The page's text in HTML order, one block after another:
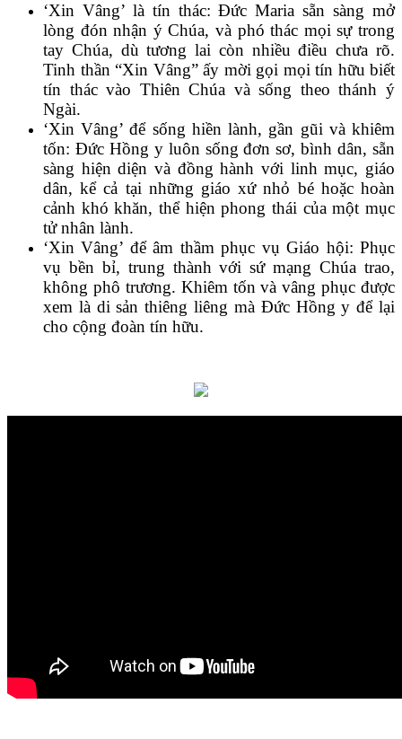
‘Xin Vâng’ là tín thác: Đức Maria sẵn sàng mở
lòng đón nhận ý Chúa, và phó thác mọi sự trong
tay Chúa, dù tương lai còn nhiều điều chưa rõ.
Tinh thần “Xin Vâng” ấy mời gọi mọi tín hữu biết
tín thác vào Thiên Chúa và sống theo thánh ý
Ngài.
‘Xin Vâng’ để sống hiền lành, gần gũi và khiêm
tốn: Đức Hồng y luôn sống đơn sơ, bình dân, sẵn
sàng hiện diện và đồng hành với linh mục, giáo
dân, kể cả tại những giáo xứ nhỏ bé hoặc hoàn
cảnh khó khăn, thể hiện phong thái của một mục
tử nhân lành.
‘Xin Vâng’ để âm thầm phục vụ Giáo hội: Phục
vụ bền bỉ, trung thành với sứ mạng Chúa trao,
không phô trương. Khiêm tốn và vâng phục được
xem là di sản thiêng liêng mà Đức Hồng y để lại
cho cộng đoàn tín hữu.